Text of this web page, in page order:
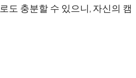
도 충분할 수 있으니, 자신의 캠